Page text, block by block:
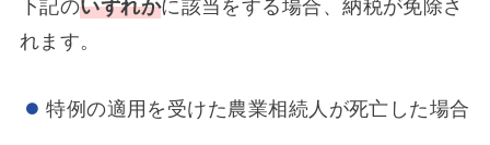
下記のいずれかに該当をする場合、納税が免除さ
れます。
特例の適用を受けた農業相続人が死亡した場合